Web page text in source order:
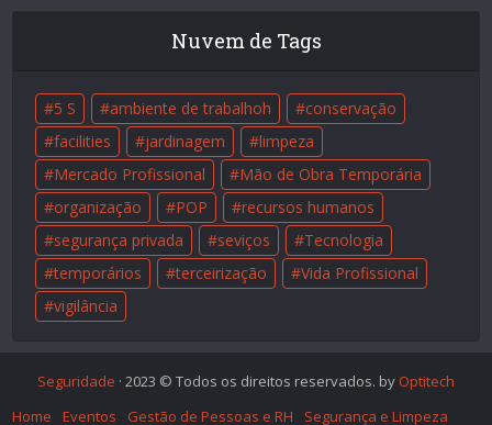
Nuvem de Tags
5 S ambiente de trabalhoh
conservação
facilities
jardinagem
limpeza
Mercado Profissional
Mão de Obra Temporária
organização
POP
recursos humanos
segurança privada
seviços
Tecnologia
temporários
terceirização
Vida Profissional
vigilância
Seguridade · 2023 © Todos os direitos reservados. by Optitech
Home
Eventos Gestão de Pessoas e RH
Segurança e Limpeza